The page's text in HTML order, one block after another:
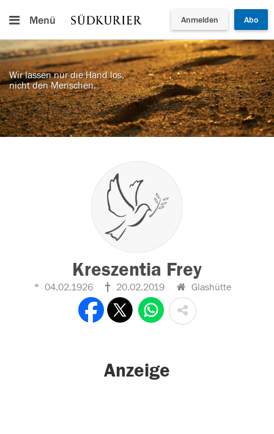
Menü Anmelden Abo
Wir lassen nur die Hand los,
nicht den Menschen.
Kreszentia Frey
04.02.1926 20.02.2019 Glashütte
Anzeige